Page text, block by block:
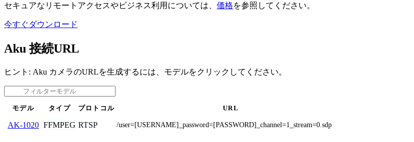
セキュアなリモートアクセスやビジネス利用については、 価格を参照してください。
今すぐダウンロード
Aku 接続URL
ヒント: Aku カメラのURLを生成するには、モデルをクリックしてください。
モデル タイプ プロトコル URL
AK-1020 FFMPEG RTSP /user=[USERNAME]_password=[PASSWORD]_channel=1_stream=0.sdp